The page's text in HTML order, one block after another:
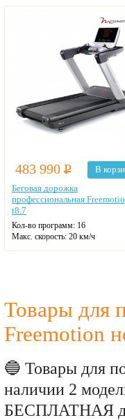
483 990 Р
В
Беговая дорожка
профессиональная
t8.7
Кол-во программ: 16
Макс. скорость: 20 км/ч
Цвет: серый
Товары для
Freemotion
🔵 Товары для
наличии 2
БЕСПЛАТНАЯ